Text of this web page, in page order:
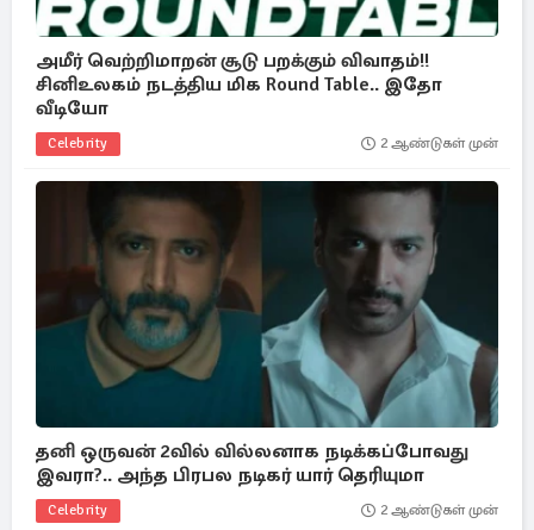
அமீர் வெற்றிமாறன் சூடு பறக்கும் விவாதம்!!
சினிஉலகம் நடத்திய மிக Round Table.. இதோ
வீடியோ
Celebrity 2 ஆண்டுகள் முன்
தனி ஒருவன் 2வில் வில்லனாக நடிக்கப்போவது
இவரா?.. அந்த பிரபல நடிகர் யார் தெரியுமா
Celebrity 2 ஆண்டுகள் முன்